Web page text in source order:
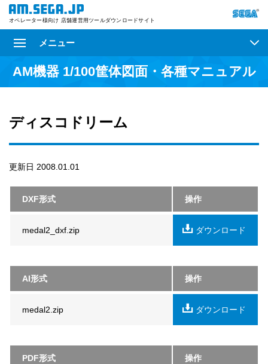
オペレーター様向け 店舗運営用ツールダウンロードサイト
メニュー
AM機器 1/100筐体図面・各種マニュアル
ディスコドリーム
更新日 2008.01.01
DXF形式 操作
medal2_dxf.zip ダウンロード
AI形式 操作
medal2.zip ダウンロード
PDF形式 操作